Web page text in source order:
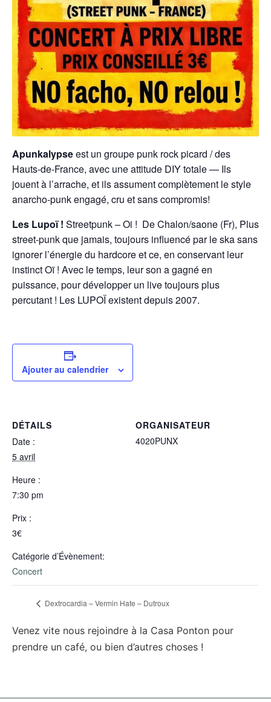
Apunkalypseest un groupe punk rock picard / des
Hauts‑de‑France, avec une attitude DIY totale — Ils
jouent à l’arrache, et ils assument complètement le style
anarcho‑punk engagé, cru et sans compromis!
Les Lupoï ! Streetpunk – Oi ! De Chalon/saone (Fr), Plus
street-punk que jamais, toujours influencé par le ska sans
ignorer l’énergie du hardcore et ce, en conservant leur
instinct Oï ! Avec le temps, leur son a gagné en
puissance, pour développer un live toujours plus
percutant ! Les LUPOÏ existent depuis 2007.
Ajouter au calendrier
DÉTAILS
Date :
5 avril
Heure :
7:30 pm
Prix :
3€
Catégorie d’Évènement:
Concert
ORGANISATEUR
4020PUNX
Dextrocardia – Vermin Hate – Dutroux
Venez vite nous rejoindre à la Casa Ponton pour
prendre un café, ou bien d’autres choses !